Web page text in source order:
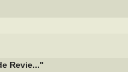
Revie..."